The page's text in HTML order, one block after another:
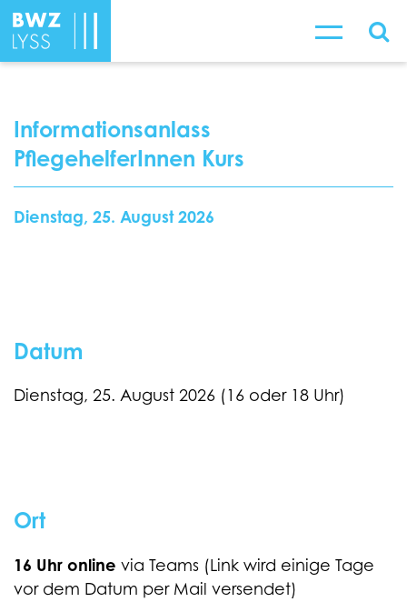
Informationsanlass
PflegehelferInnen Kurs
Dienstag, 25. August 2026
Datum
Dienstag, 25. August 2026 (16 oder 18 Uhr)
Ort
16 Uhr online via Teams (Link wird einige Tage
vor dem Datum per Mail versendet)